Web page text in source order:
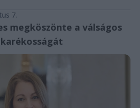
7.
megköszönte a válságos